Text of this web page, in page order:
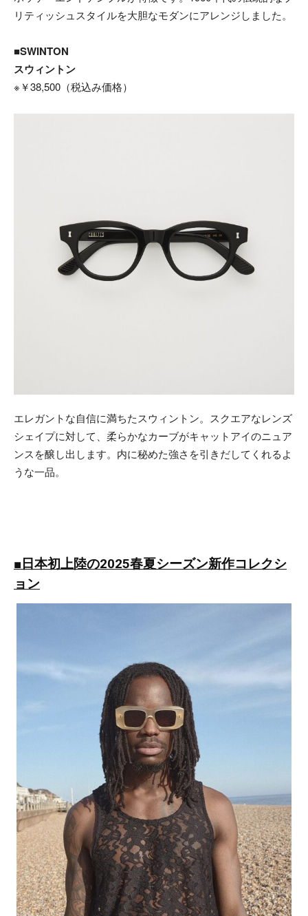
リティッシュスタイルを大胆なモダンにアレンジしました。
■SWINTON
スウィントン
※￥38,500（税込み価格）
エレガントな自信に満ちたスウィントン。スクエアなレンズ
シェイプに対して、柔らかなカーブがキャットアイのニュア
ンスを醸し出します。内に秘めた強さを引きだしてくれるよ
うな一品。
■日本初上陸の2025春夏シーズン新作コレクシ
ョン